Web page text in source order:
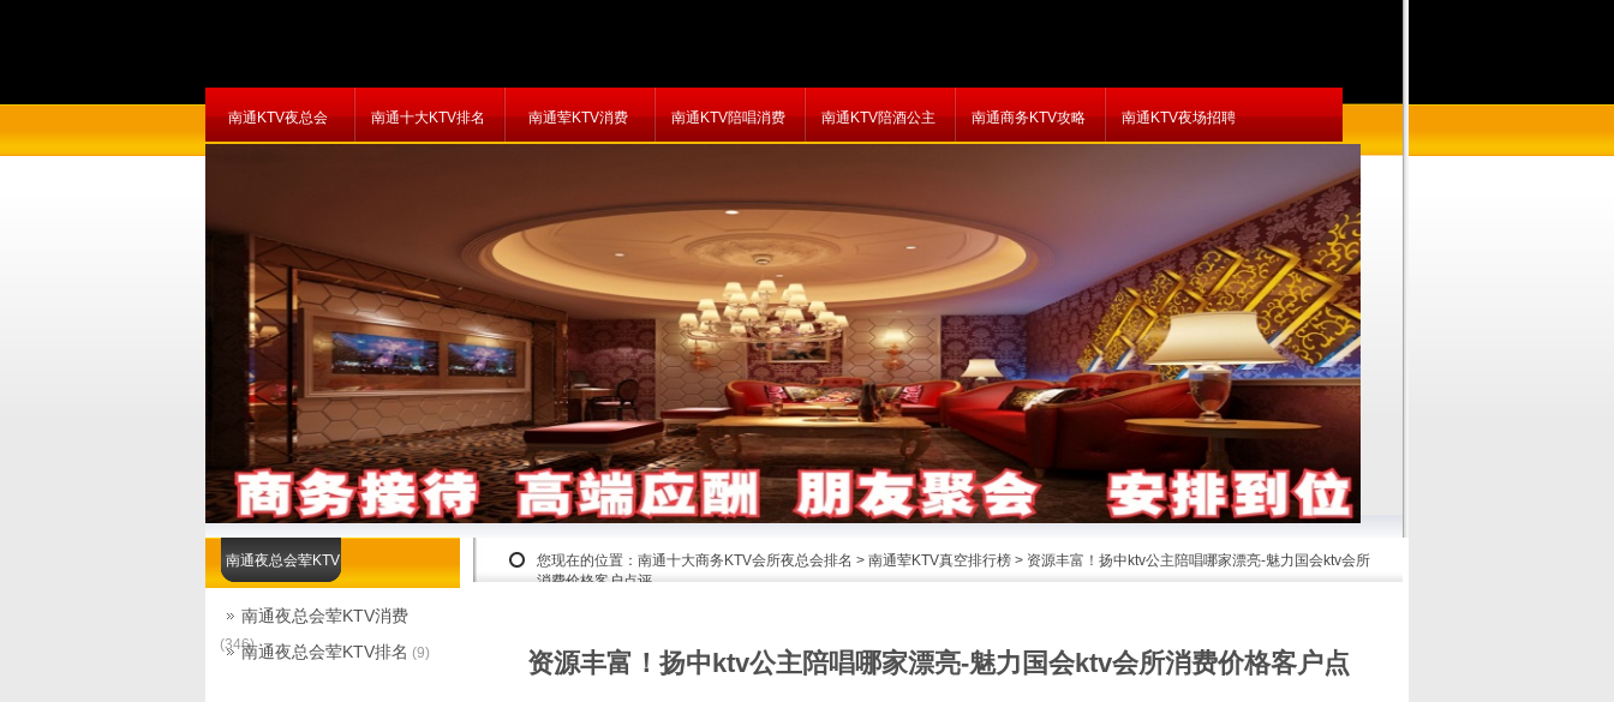
南通KTV夜总会 南通十大KTV排名 南通荤KTV消费 南通KTV陪唱消费 南通KTV陪酒公主 南通商务KTV攻略 南通KTV夜场招聘
您现在的位置： 南通十大商务KTV会所夜总会排名 > 南通荤KTV真空排行榜 > 资源丰富！扬中ktv公主陪唱哪家漂亮-魅力国会ktv会所
消费价格客户点评
资源丰富！扬中ktv公主陪唱哪家漂亮-魅力国会ktv会所消费价格客户点
南通夜总会荤KTV
南通夜总会荤KTV消费
(346)南通夜总会荤KTV排名 (9)